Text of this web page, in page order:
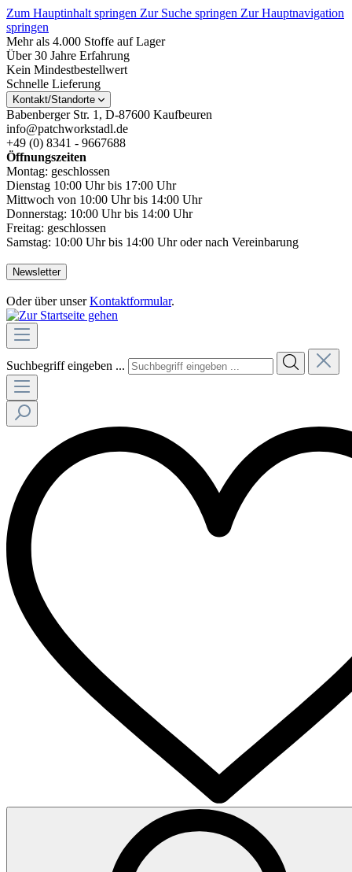
Zum Hauptinhalt springen Zur Suche springen Zur Hauptnavigation
springen
Mehr als 4.000 Stoffe auf Lager
Über 30 Jahre Erfahrung
Kein Mindestbestellwert
Schnelle Lieferung
Kontakt/Standorte
Babenberger Str. 1, D-87600 Kaufbeuren
info@patchworkstadl.de
+49 (0) 8341 - 9667688
Öffnungszeiten
Montag: geschlossen
Dienstag 10:00 Uhr bis 17:00 Uhr
Mittwoch von 10:00 Uhr bis 14:00 Uhr
Donnerstag: 10:00 Uhr bis 14:00 Uhr
Freitag: geschlossen
Samstag: 10:00 Uhr bis 14:00 Uhr oder nach Vereinbarung
Newsletter
Oder über unserKontaktformular.
Suchbegriff eingeben ...